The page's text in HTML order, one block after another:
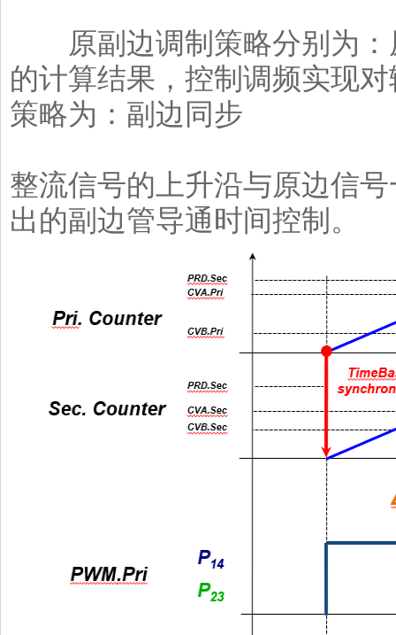
原副边调制策略分别为：
的计算结果，控制调频实现
策略为：副边同步
整流信号的上升沿与原边信
出的副边管导通时间控制。